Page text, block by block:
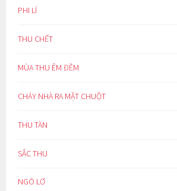
PHI LÍ
THU CHẾT
MÙA THU ÊM ĐỀM
CHÁY NHÀ RA MẶT CHUỘT
THU TÀN
SẮC THU
NGÓ LƠ